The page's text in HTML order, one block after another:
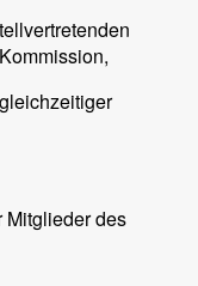
Mitglieder des